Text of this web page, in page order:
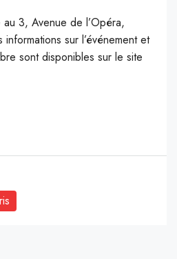
3, Avenue de l’Opéra,
sur l’événement et
sont disponibles sur le site